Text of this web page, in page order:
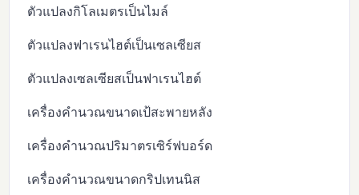
ตัวแปลงกิโลเมตรเป็นไมล์
ตัวแปลงฟาเรนไฮต์เป็นเซลเซียส
ตัวแปลงเซลเซียสเป็นฟาเรนไฮต์
เครื่องคำนวณขนาดเป้สะพายหลัง
เครื่องคำนวณปริมาตรเซิร์ฟบอร์ด
เครื่องคำนวณขนาดกริปเทนนิส